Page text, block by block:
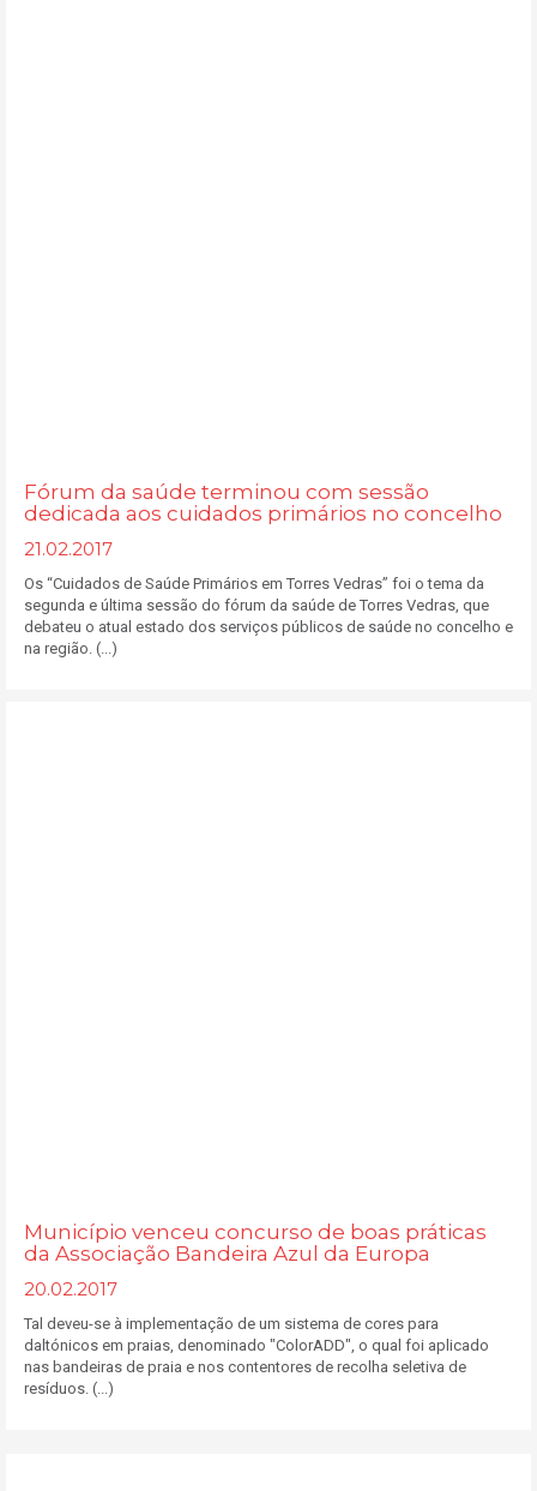
Fórum da saúde terminou com sessão
dedicada aos cuidados primários no concelho
21.02.2017
Os “Cuidados de Saúde Primários em Torres Vedras” foi o tema da
segunda e última sessão do fórum da saúde de Torres Vedras, que
debateu o atual estado dos serviços públicos de saúde no concelho e
na região. (...)
Município venceu concurso de boas práticas
da Associação Bandeira Azul da Europa
20.02.2017
Tal deveu-se à implementação de um sistema de cores para
daltónicos em praias, denominado "ColorADD", o qual foi aplicado
nas bandeiras de praia e nos contentores de recolha seletiva de
resíduos. (...)